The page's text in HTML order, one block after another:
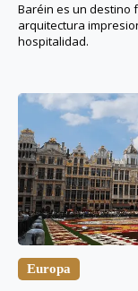
Baréin es un destino
arquitectura
hospitalidad.
Europa